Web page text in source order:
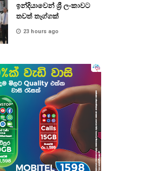
ඉන්දියාවෙන් ශ්‍රී ලංකාවට
තවත් තෑග්ගක්
23 hours ago